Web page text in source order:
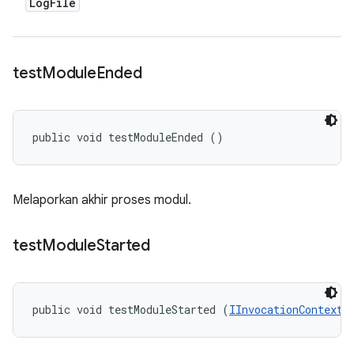
testModuleEnded
public void testModuleEnded ()
Melaporkan akhir proses modul.
testModuleStarted
public void testModuleStarted (IInvocationContext